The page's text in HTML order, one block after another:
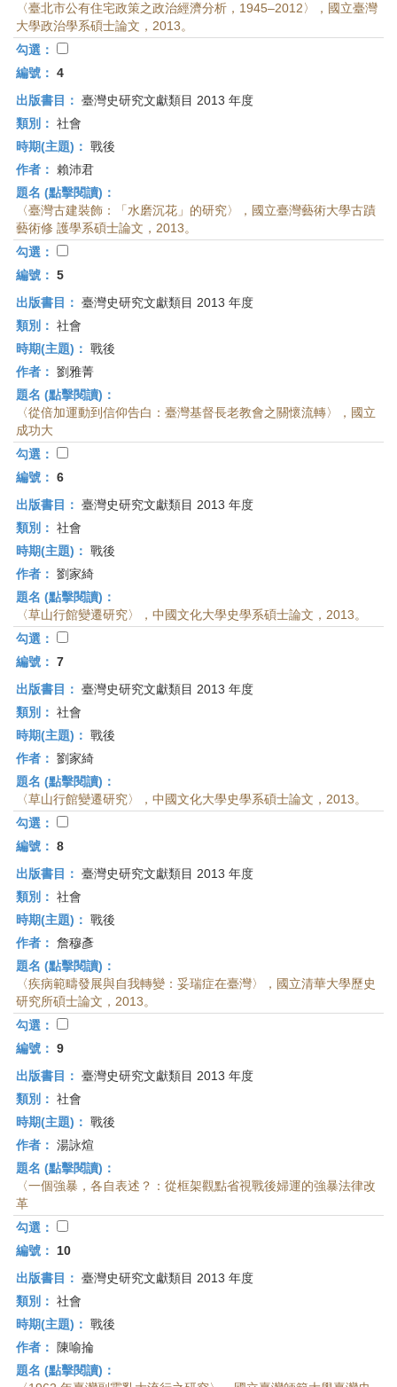
〈臺北市公有住宅政策之政治經濟分析，1945–2012〉，國立臺灣
大學政治學系碩士論文，2013。
勾選：
編號： 4
出版書目： 臺灣史研究文獻類目 2013 年度
類別： 社會
時期(主題)： 戰後
作者：
賴沛君
題名 (點擊閱讀)：
〈臺灣古建裝飾：「水磨沉花」的研究〉，國立臺灣藝術大學古蹟
藝術修 護學系碩士論文，2013。
勾選：
編號： 5
出版書目： 臺灣史研究文獻類目 2013 年度
類別： 社會
時期(主題)： 戰後
作者： 劉雅菁
題名 (點擊閱讀)：
〈從倍加運動到信仰告白：臺灣基督長老教會之關懷流轉〉，國立
成功大
勾選：
編號： 6
出版書目： 臺灣史研究文獻類目 2013 年度
類別： 社會
時期(主題)： 戰後
作者： 劉家綺
題名 (點擊閱讀)：
〈草山行館變遷研究〉，中國文化大學史學系碩士論文，2013。
勾選：
編號： 7
出版書目： 臺灣史研究文獻類目 2013 年度
類別： 社會
時期(主題)： 戰後
作者： 劉家綺
題名 (點擊閱讀)：
〈草山行館變遷研究〉，中國文化大學史學系碩士論文，2013。
勾選：
編號： 8
出版書目： 臺灣史研究文獻類目 2013 年度
類別： 社會
時期(主題)： 戰後
作者： 詹穆彥
題名 (點擊閱讀)：
〈疾病範疇發展與自我轉變：妥瑞症在臺灣〉，國立清華大學歷史
研究所碩士論文，2013。
勾選：
編號： 9
出版書目： 臺灣史研究文獻類目 2013 年度
類別： 社會
時期(主題)： 戰後
作者： 湯詠煊
題名 (點擊閱讀)：
〈一個強暴，各自表述？：從框架觀點省視戰後婦運的強暴法律改
革
勾選：
編號：
10
出版書目： 臺灣史研究文獻類目 2013 年度
類別： 社會
時期(主題)： 戰後
作者：
陳喻掄
題名 (點擊閱讀)：